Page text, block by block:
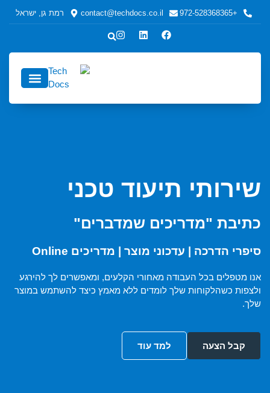
+972-528368365
contact@techdocs.co.il רמת גן, ישראל
שירותי תיעוד טכני
כתיבת "מדריכים שמדברים"
סיפרי הדרכה | עדכוני מוצר | מדריכים Online
אנו מטפלים בכל העבודה מאחורי הקלעים, ומאפשרים לך להירגע
ולצפות כשהלקוחות שלך לומדים ללא מאמץ כיצד להשתמש במוצר
שלך.
קבל הצעה למד עוד